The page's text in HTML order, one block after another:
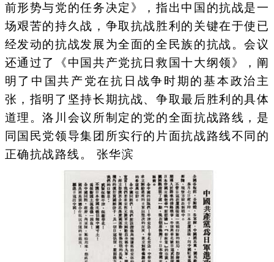
前形势与党的任务决定》，指出中国的抗战是一
场艰苦的持久战，争取抗战胜利的关键在于使已
经发动的抗战发展为全面的全民族的抗战。会议
还通过了《中国共产党抗日救国十大纲领》，阐
明了中国共产党在抗日战争时期的基本政治主
张，指明了坚持长期抗战、争取最后胜利的具体
道理。洛川会议所制定的党的全面抗战路线，是
同国民党领导集团所实行的片面抗战路线不同的
正确抗战路线。 张华滨